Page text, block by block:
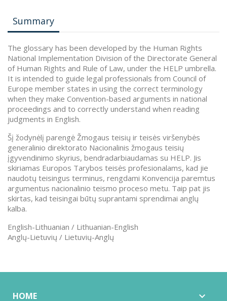
Summary
The glossary has been developed by the Human Rights
National Implementation Division of the Directorate General
of Human Rights and Rule of Law, under the HELP umbrella.
It is intended to guide legal professionals from Council of
Europe member states in using the correct terminology
when they make Convention-based arguments in national
proceedings and to correctly understand when reading
judgments in English.
Šį žodynėlį parengė Žmogaus teisių ir teisės viršenybės
generalinio direktorato Nacionalinis žmogaus teisių
įgyvendinimo skyrius, bendradarbiaudamas su HELP. Jis
skiriamas Europos Tarybos teisės profesionalams, kad jie
naudotų teisingus terminus, rengdami Konvencija paremtus
argumentus nacionalinio teismo proceso metu. Taip pat jis
skirtas, kad teisingai būtų suprantami sprendimai anglų
kalba.
English-Lithuanian / Lithuanian-English
Anglų-Lietuvių / Lietuvių-Anglų
HOME 